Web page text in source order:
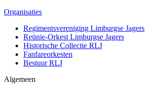
Organisaties
Regimentsvereniging Limburgse Jagers
Reünie-Orkest Limburgse Jagers
Historische Collectie RLJ
Fanfareorkesten
Bestuur RLJ
Algemeen